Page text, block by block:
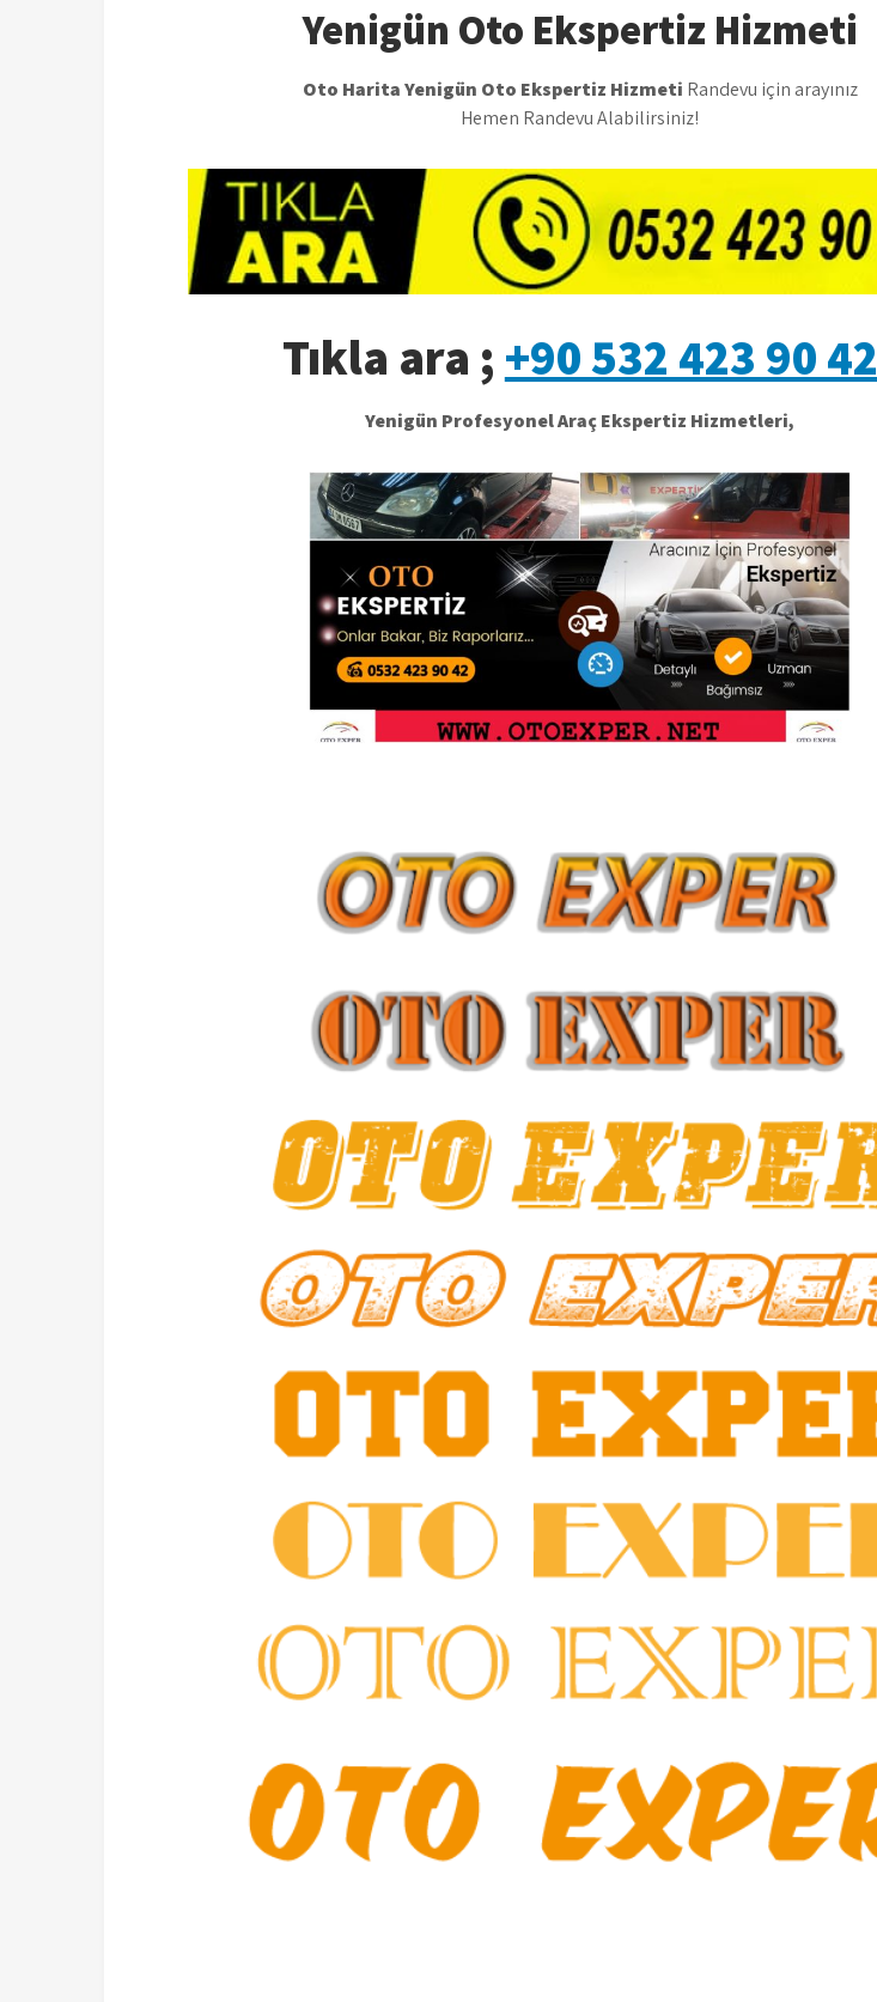
Yenigün Oto Ekspertiz Hizmeti
Oto Harita Yenigün Oto Ekspertiz Hizmeti Randevu için arayınız
Hemen Randevu Alabilirsiniz!
Tıkla ara ; +90 532 423 90 42
Yenigün Profesyonel Araç Ekspertiz Hizmetleri,